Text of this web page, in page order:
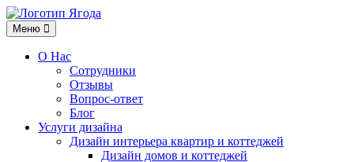
Меню
Меню
О Нас
Сотрудники
Отзывы
Вопрос-ответ
Блог
Услуги дизайна
Дизайн интерьера квартир и коттеджей
Дизайн домов и коттеджей